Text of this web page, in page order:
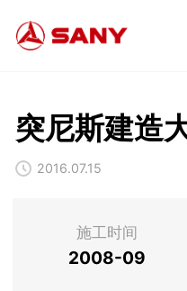
突尼斯建造
2016.07.15
施工时间
2008-09